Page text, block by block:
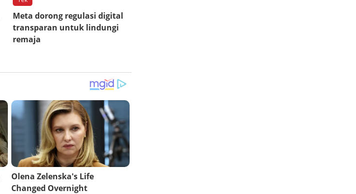
Meta dorong regulasi digital
transparan untuk lindungi
remaja